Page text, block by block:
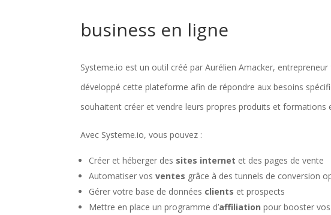
business en ligne
Systeme.io est un outil créé par Aurélien Amacker,
développé cette plateforme afin de répondre aux besoins
souhaitent créer et vendre leurs propres produits et formations
Avec Systeme.io, vous pouvez :
Créer et héberger des sites internet et des pages de vente
Automatiser vosventes grâce à des tunnels de conversion
Gérer votre base de données clients et prospects
Mettre en place un programme d’affiliation pour booster